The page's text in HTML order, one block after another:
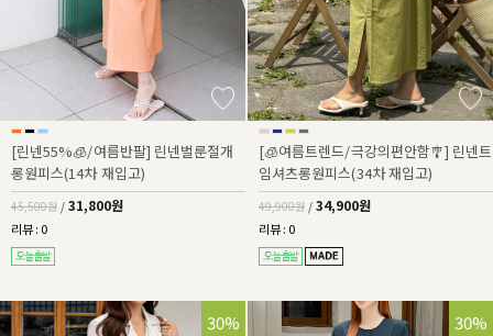
[린넨55%🧊/여름반팔] 린넨벌룬절개
롱원피스(14차 재입고)
45,500원 / 31,800원
리뷰 : 0
[🧊여름트렌드/극강의편안함🎐] 린넨트
임셔츠롱원피스(34차 재입고)
49,900원 / 34,900원
리뷰 : 0
30% 30%